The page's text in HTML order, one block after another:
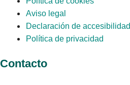
Aviso legal
Declaración de accesibilidad
Política de privacidad
Contacto